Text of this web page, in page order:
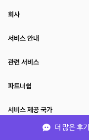
더 많은 후
회사
서비스 안내
관련 서비스
파트너쉽
서비스 제공 국가